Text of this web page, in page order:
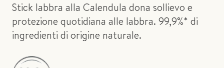
Stick labbra alla Calendula dona sollievo e
protezione quotidiana alle labbra. 99,9%* di
ingredienti di origine naturale.